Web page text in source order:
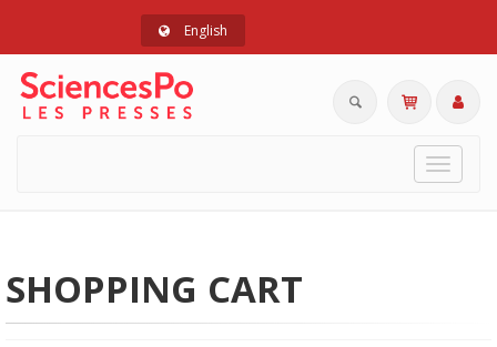
English
Toggle
SHOPPING CART